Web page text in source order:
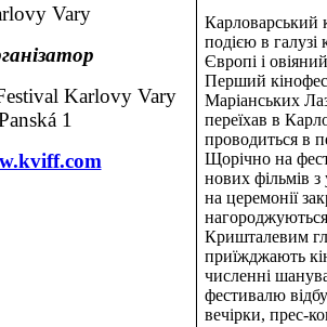
Vary
Karlovy Vary
1
Карловарський
подією в галузі
Європі і
Перший
Маріанських
переїхав в
проводиться в
Щорічно на
нових фільмів з
на церемонії
Кришталевим
приїжджають
численні
фестивалю
вечірки, прес-